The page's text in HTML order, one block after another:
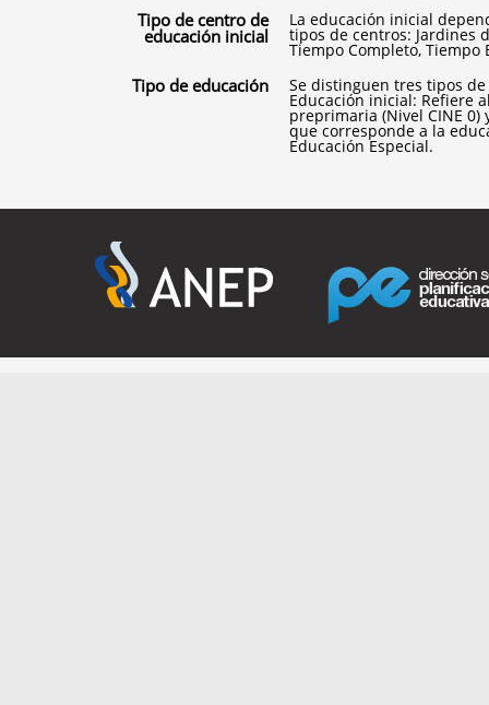
Tipo de centro de
educación inicial
La educación inicial
tipos de centros: Jardines
Tiempo Completo, Tiempo
Tipo de educación Se distinguen tres tipos
Educación inicial: Refiere
preprimaria (Nivel CINE 0)
que corresponde a la
Educación Especial.